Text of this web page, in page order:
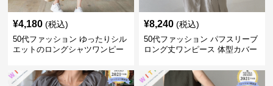
¥4,180 (税込)
50代ファッション ゆったりシル
エットのロングシャツワンピー
¥8,240 (税込)
50代ファッション パフスリーブ
ロング丈ワンピース 体型カバー